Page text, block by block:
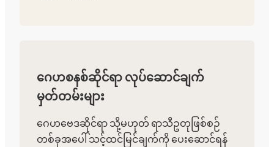
ဂေဟစနစ်ဆိုင်ရာ လုပ်ဆောင်ချက်
မှတ်တမ်းများ
ဂေဟဗေဒဆိုင်ရာ သို့မဟုတ် ရာသီဥတုဖြစ်စဉ်
တစ်ခုအပေါ် သင့်ထင်မြင်ချက်ကို ပေးဆောင်ရန်